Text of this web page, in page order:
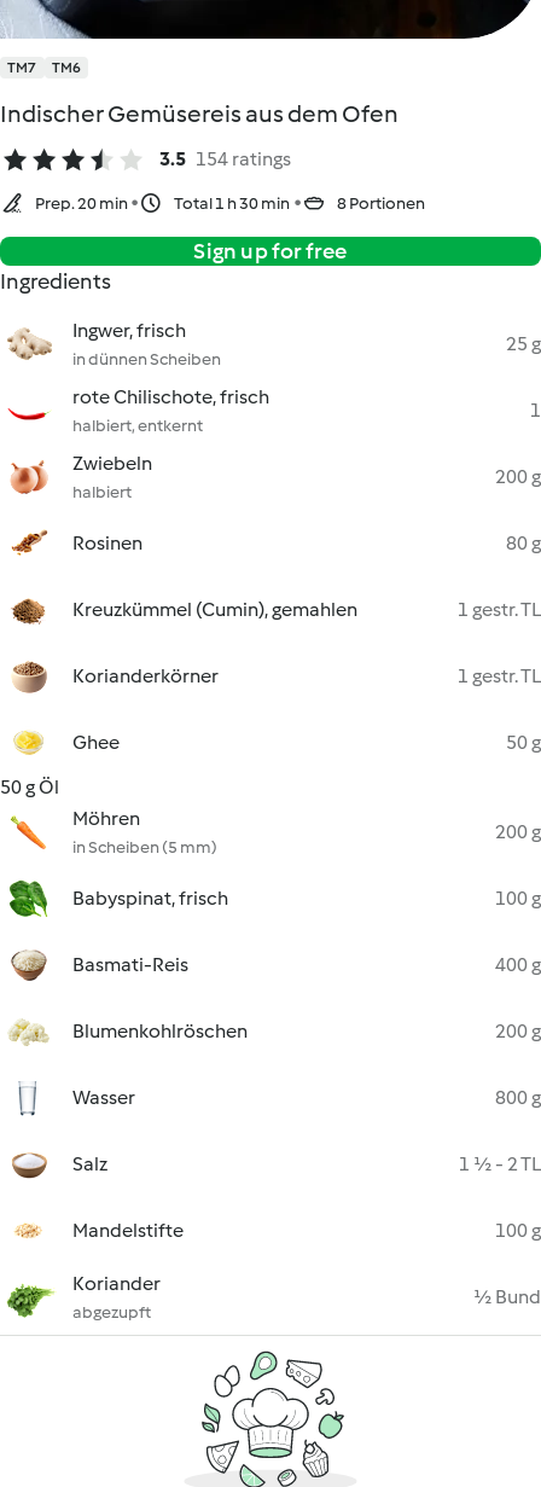
TM7 TM6
Indischer Gemüsereis aus dem Ofen
3.5 154 ratings
Prep. 20 min Total 1 h 30 min 8 Portionen
Sign up for free
Ingredients
Ingwer, frisch
in dünnen Scheiben
25 g
rote Chilischote, frisch
halbiert, entkernt
1
Zwiebeln
halbiert
200 g
Rosinen 80 g
Kreuzkümmel (Cumin), gemahlen 1 gestr. TL
Korianderkörner 1 gestr. TL
Ghee
50 g
50 g Öl
Möhren
in Scheiben (5 mm)
200 g
Babyspinat, frisch 100 g
Basmati-Reis 400 g
Blumenkohlröschen 200 g
Wasser 800 g
Salz 1 ½ - 2 TL
Mandelstifte 100 g
Koriander
abgezupft
½ Bund